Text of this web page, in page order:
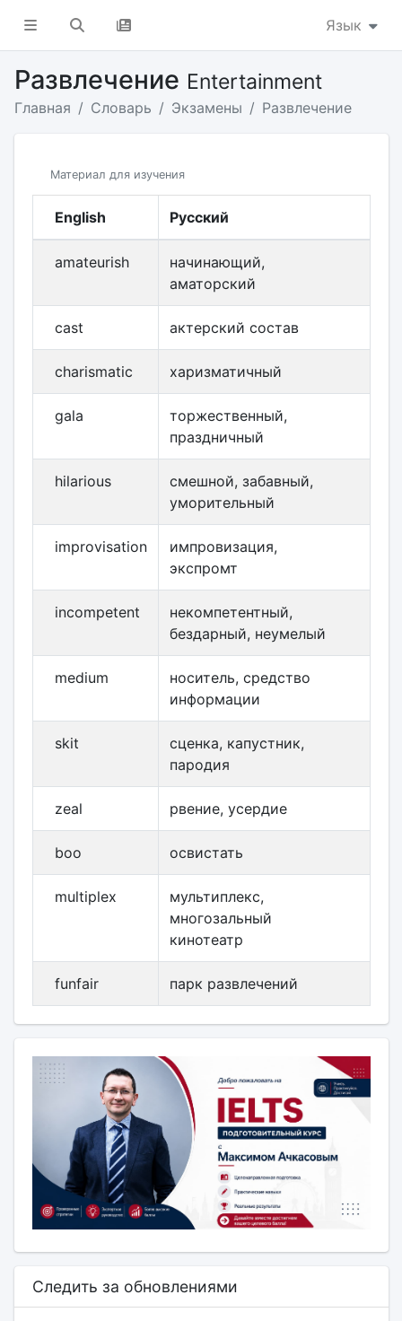
Язык
Развлечение Entertainment
Главная Словарь Экзамены Развлечение
Материал для изучения
English Русский
amateurish
начинающий,
аматорский
cast актерский состав
charismatic харизматичный
gala
торжественный,
праздничный
hilarious
смешной, забавный,
уморительный
improvisation
импровизация,
экспромт
incompetent
некомпетентный,
бездарный, неумелый
medium
носитель, средство
информации
skit
сценка, капустник,
пародия
zeal рвение, усердие
boo освистать
multiplex
мультиплекс,
многозальный
кинотеатр
funfair парк развлечений
Следить за обновлениями